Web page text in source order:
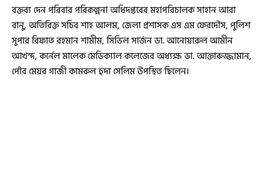
বক্তব্য দেন পরিবার পরিকল্পনা অধিদপ্তরের মহাপরিচালক সাহান আরা
বানু, অতিরিক্ত সচিব শাহ আলম, জেলা প্রশাসক এস এম ফেরদৌস, পুলিশ
সুপার রিফাত রহমান শামীম, সিভিল সার্জন ডা. আনোয়ারুল আমীন
আখন্দ, কর্নেল মালেক মেডিক্যাল কলেজের অধ্যক্ষ ডা. আক্তারুজ্জামান,
পৌর মেয়র গাজী কামরুল হুদা সেলিম উপস্থিত ছিলেন।